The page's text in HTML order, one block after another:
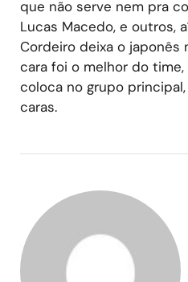
que não serve nem pra
Lucas Macedo, e outros,
Cordeiro deixa o japonês
cara foi o melhor do
coloca no grupo
caras.